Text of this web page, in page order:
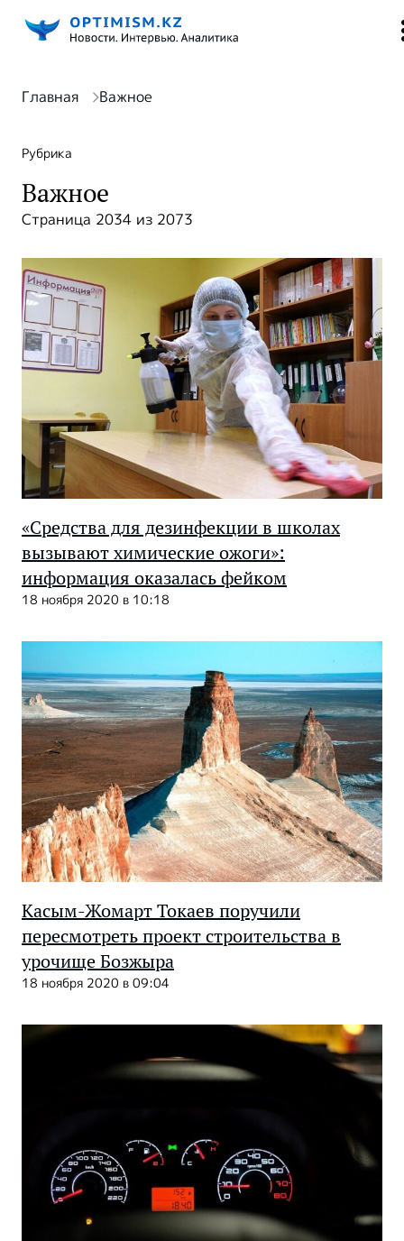
Главная Важное
Рубрика
Важное
Страница 2034 из 2073
«Средства для дезинфекции в школах
вызывают химические ожоги»:
информация оказалась фейком
18 ноября 2020 в 10:18
Касым-Жомарт Токаев поручили
пересмотреть проект строительства в
урочище Бозжыра
18 ноября 2020 в 09:04